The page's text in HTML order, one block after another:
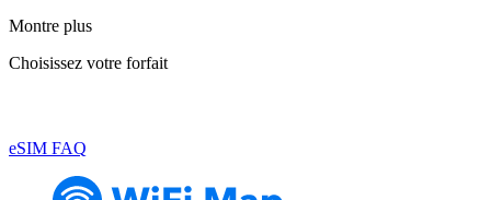
Montre plus
Choisissez votre forfait
eSIM FAQ